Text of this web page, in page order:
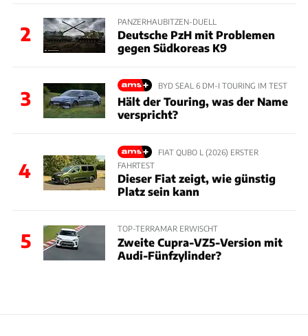
2
PANZERHAUBITZEN-DUELL
Deutsche PzH mit Problemen
gegen Südkoreas K9
3
BYD SEAL 6 DM-I TOURING IM TEST
Hält der Touring, was der Name
verspricht?
4
FIAT QUBO L (2026) ERSTER
FAHRTEST
Dieser Fiat zeigt, wie günstig
Platz sein kann
5
TOP-TERRAMAR ERWISCHT
Zweite Cupra-VZ5-Version mit
Audi-Fünfzylinder?